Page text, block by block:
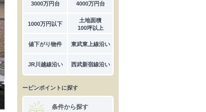
3000万円台 4000万円台
1000万円以下
土地面積
100坪以上
値下がり物件 東武東上線沿い
JR川越線沿い 西武新宿線沿い
ーピンポイントに探す
条件から探す